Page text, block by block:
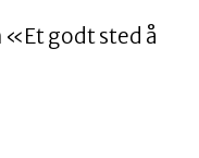
godt sted å